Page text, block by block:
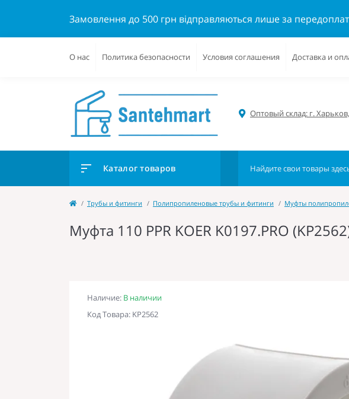
Замовлення до 500 грн відправляються лише за
О нас Политика безопасности Условия соглашения Доставка и
Оптовый склад: г.
Каталог товаров
Трубы и фитинги Полипропиленовые трубы и фитинги Муфты
Муфта 110 PPR KOER K0197.PRO
Наличие: В наличии
Код Товара: KP2562